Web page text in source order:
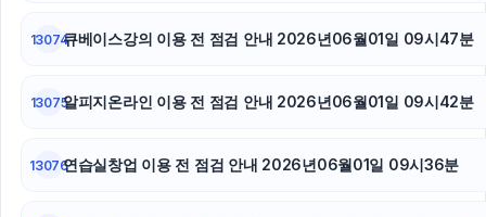
13074큐베이스강의 이용 전 점검 안내 2026년06월01일 09시47분
13075알피지온라인 이용 전 점검 안내 2026년06월01일 09시42분
13076연습실창업 이용 전 점검 안내 2026년06월01일 09시36분